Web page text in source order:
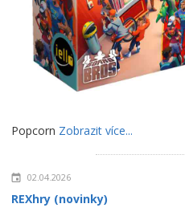
Popcorn Zobrazit více...
02.04.2026
REXhry (novinky)